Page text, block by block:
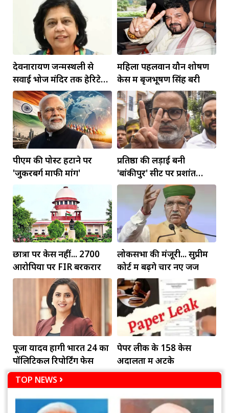
देवनारायण जन्मस्थली से
सवाई भोज मंदिर तक हेरिटेज
कॉरिडोर बनाने की मांग
महिला पहलवान यौन शोषण
केस में बृजभूषण सिंह बरी
पीएम की पोस्ट हटाने पर
'जुकरबर्ग माफी मांगें'
प्रतिष्ठा की लड़ाई बनी
'बांकीपुर' सीट पर प्रशांत
किशोर की जीत
छात्रों पर केस नहीं... 2700
आरोपियों पर FIR बरकरार
लोकसभा की मंजूरी... सुप्रीम
कोर्ट में बढ़ेंगे चार नए जज
पूजा यादव होंगी भारत 24 का
पॉलिटिकल रिपोर्टिंग फेस
पेपर लीक के 158 केस
अदालतों में अटके
TOP NEWS